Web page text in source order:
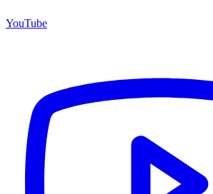
YouTube